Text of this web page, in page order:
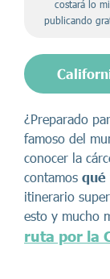
costará lo
publicando
¿Preparado
famoso del
conocer la
contamos qué
itinerario
esto y mucho
ruta por la